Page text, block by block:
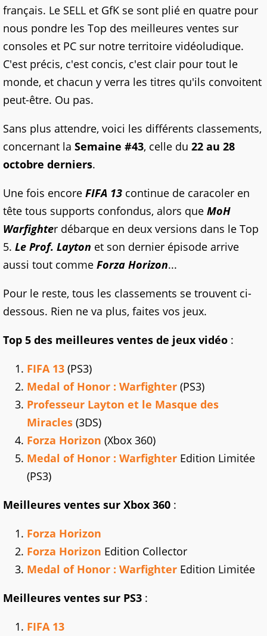
français. Le SELL et GfK se sont plié en quatre pour
nous pondre les Top des meilleures ventes sur
consoles et PC sur notre territoire vidéoludique.
C'est précis, c'est concis, c'est clair pour tout le
monde, et chacun y verra les titres qu'ils convoitent
peut-être. Ou pas.
Sans plus attendre, voici les différents classements,
concernant la Semaine #43, celle du 22 au 28
octobre derniers.
Une fois encore FIFA 13 continue de caracoler en
tête tous supports confondus, alors que MoH
Warfighter débarque en deux versions dans le Top
5. Le Prof. Layton et son dernier épisode arrive
aussi tout comme Forza Horizon...
Pour le reste, tous les classements se trouvent ci-
dessous. Rien ne va plus, faites vos jeux.
Top 5 des meilleures ventes de jeux vidéo :
FIFA 13 (PS3)
Medal of Honor : Warfighter (PS3)
Professeur Layton et le Masque des
Miracles (3DS)
Forza Horizon (Xbox 360)
Medal of Honor : Warfighter Edition Limitée
(PS3)
Meilleures ventes sur Xbox 360 :
Forza Horizon
Forza Horizon Edition Collector
Medal of Honor : Warfighter Edition Limitée
Meilleures ventes sur PS3 :
FIFA 13